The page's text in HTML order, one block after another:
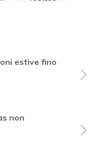
estive fino
non